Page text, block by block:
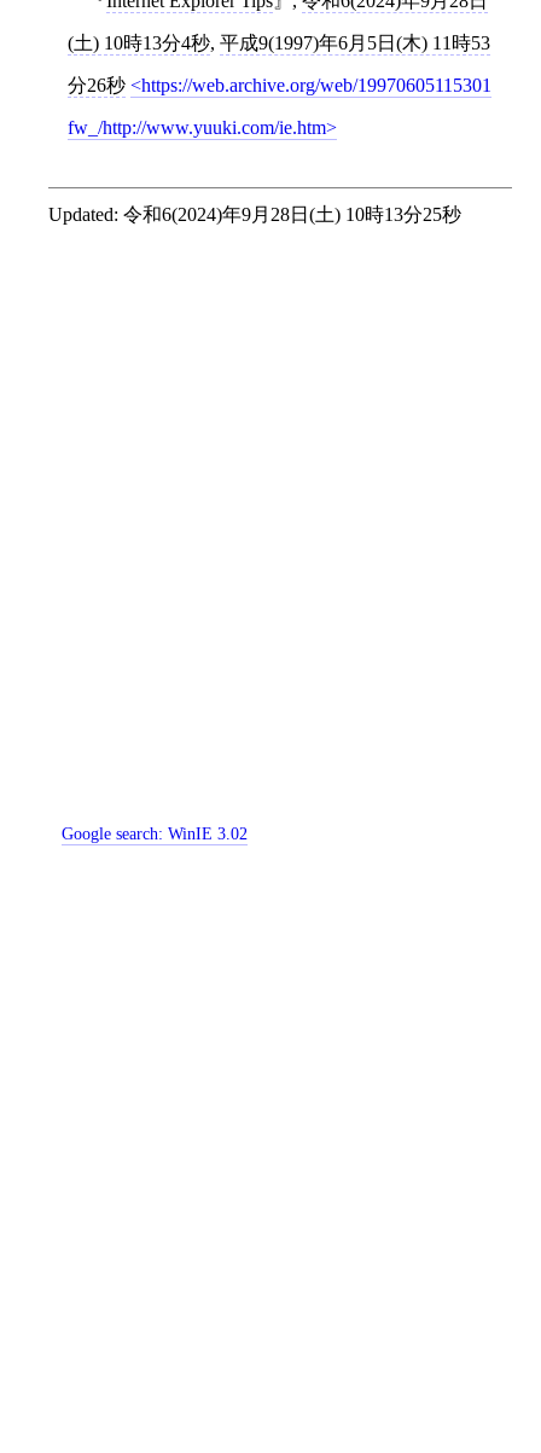
(土) 10時13分4秒, 平成9(1997)年6月5日(木) 11時53
分26秒 https://web.archive.org/web/19970605115301
fw_/http://www.yuuki.com/ie.htm
Updated: 令和6(2024)年9月28日(土) 10時13分25秒
Google search:WinIE 3.02